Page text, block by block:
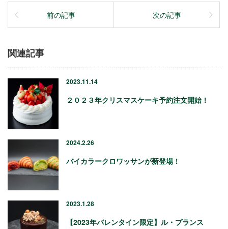
前の記事 次の記事
関連記事
2023.11.14
２０２３年クリスマスケーキ予約注文開始！
2024.2.26
バイカラークロワッサンが新登場！
2023.1.28
【2023年バレンタイン限定】ル・プランス